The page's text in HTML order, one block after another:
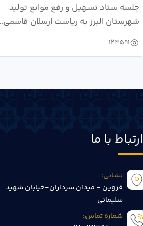
جلسه ستاد تسهیل و رفع موانع تولید
شهرستان البرز به ریاست ارسلان
124591
ارتباط با ما
نشانی:
قزوین - میدان سرداران-خیابان شهید
سلیمانی
شماره تماس: